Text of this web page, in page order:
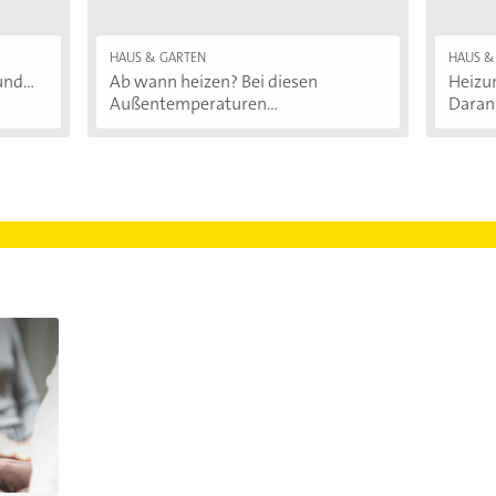
HAUS & GARTEN
Ab wann heizen? Bei diesen
Außentemperaturen...
HAUS